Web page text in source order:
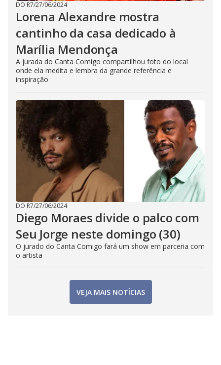
DO R7/27/06/2024
Lorena Alexandre mostra
cantinho da casa dedicado à
Marília Mendonça
A jurada do Canta Comigo compartilhou foto do local
onde ela medita e lembra da grande referência e
inspiração
DO R7/27/06/2024
Diego Moraes divide o palco com
Seu Jorge neste domingo (30)
O jurado do Canta Comigo fará um show em parceria com
o artista
VEJA MAIS NOTÍCIAS